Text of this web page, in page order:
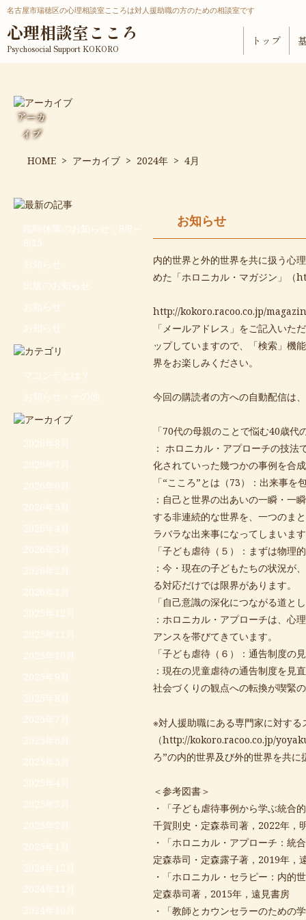
名古屋市瑞穂区の心理相談室こころは対人援助職の方のための相談室です
心理相談室こころ
Psychosocial Support KOKORO
トップ
アーカ
イブ
HOME > アーカイブ > 2024年 > 4月
臨時休業のお知らせ：8/8～
8/15
お知らせ
出版のお知らせ
お知らせ
お知らせ
マコンデとは？
お知らせ・その他
2026年8月
2026年7月
2026年6月
2026年5月
2026年4月
2026年3月
2026年2月
2026年1月
2025年12月
2025年11月
2025年10月
2025年9月
2025年8月
2025年7月
2025年6月
2025年5月
2025年4月
2025年3月
2025年2月
2025年1月
2024年12月
2024年11月
2024年10月
お知らせ
内的世界と外的世界を共に扱う心
めた「ホロニカル・マガジン」（
http://kokoro.racoo.co.jp/
「メールアドレス」をご記入い
ップしていますので、「検索」機
界をお楽しみください。
今回の購読者の方への自動配信は
「70代の母親のことで悩む40歳代
： ホロニカル・アプローチの技
化されていった幾つかの事例を合
「“こころ”とは（73）：出来事を
：自己と世界の出あいの一瞬・一
する非連続的な世界を、一つのま
ラバラな出来事になってしまいま
「子ども虐待（５）：まずは物理
：今・現在の子どもたちの状況が
る対応だけでは限界があります。
「自己意識の深化につながる道と
：ホロニカル・アプローチは、心
アンスを帯びてきています。
「子ども虐待（６）：通告制度の
：現在の児童虐待の通告制度を見
社会づくりの観点への転換が喫緊
※対人援助職にある専門家に対す
（http://kokoro.racoo.co.jp/
ろ”の内的世界及び外的世界を共
＜参考図書＞
・「子ども虐待事例から学ぶ統合
千賀則史・定森恭司著，2022年，
・「ホロニカル・アプローチ：統
定森恭司・定森露子著，2019年，
・「ホロニカル・セラピー：内的
定森恭司著，2015年，遠見書房
・「教師とカウンセラーのための